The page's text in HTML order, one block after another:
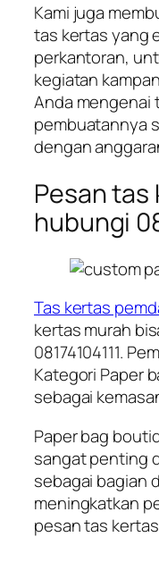
Kami juga
tas kertas yang
perkantoran,
kegiatan
Anda mengenai
pembuatannya
dengan
Pesan tas
hubungi
Tas kertas
kertas murah
08174104111.
Kategori Paper
sebagai
Paper bag
sangat penting
sebagai bagian
meningkatkan
pesan tas kertas